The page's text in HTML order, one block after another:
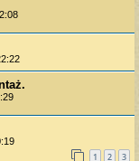
1 2 3